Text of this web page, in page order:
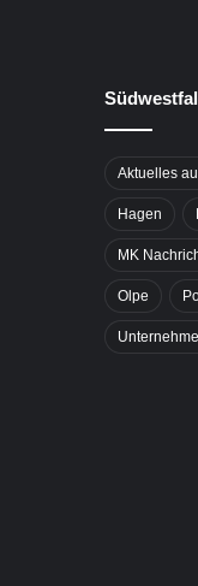
Aktuelles
Hagen
MK
Olpe